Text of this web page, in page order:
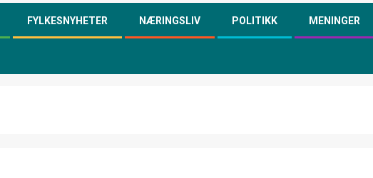
FYLKESNYHETER NÆRINGSLIV POLITIKK MENINGER